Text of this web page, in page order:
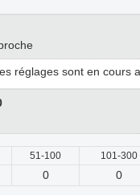
réglages sont en cours
51-100 101-300
0 0